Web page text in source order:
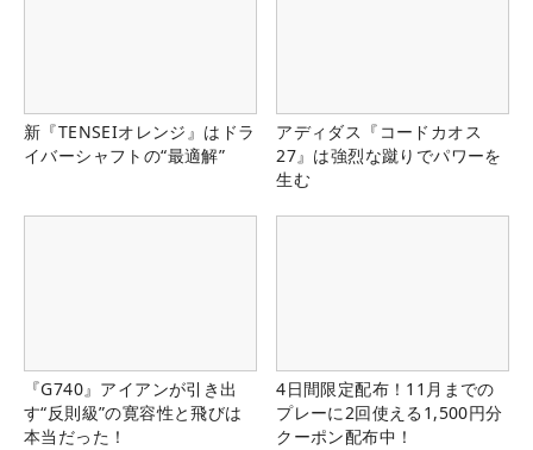
新『TENSEIオレンジ』はドラ
イバーシャフトの“最適解”
アディダス『コードカオス
27』は強烈な蹴りでパワーを
生む
『G740』アイアンが引き出
す“反則級”の寛容性と飛びは
本当だった！
4日間限定配布！11月までの
プレーに2回使える1,500円分
クーポン配布中！